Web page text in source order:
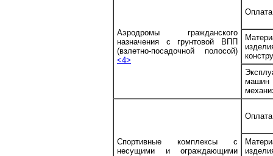
Аэродромы гражданского
назначения с грунтовой ВПП
(взлетно-посадочной полосой)
<4>
Спортивные комплексы с
несущими и ограждающими